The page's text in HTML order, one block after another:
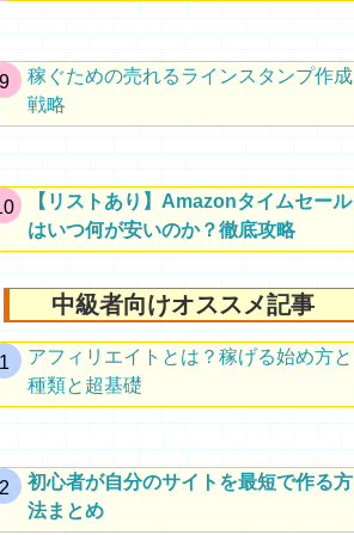
稼ぐための売れるラインスタンプ作成
戦略
【リストあり】Amazonタイムセール
はいつ何が安いのか？徹底攻略
中級者向けオススメ記事
アフィリエイトとは？稼げる始め方と
種類と超基礎
初心者が自分のサイトを最短で作る方
法まとめ